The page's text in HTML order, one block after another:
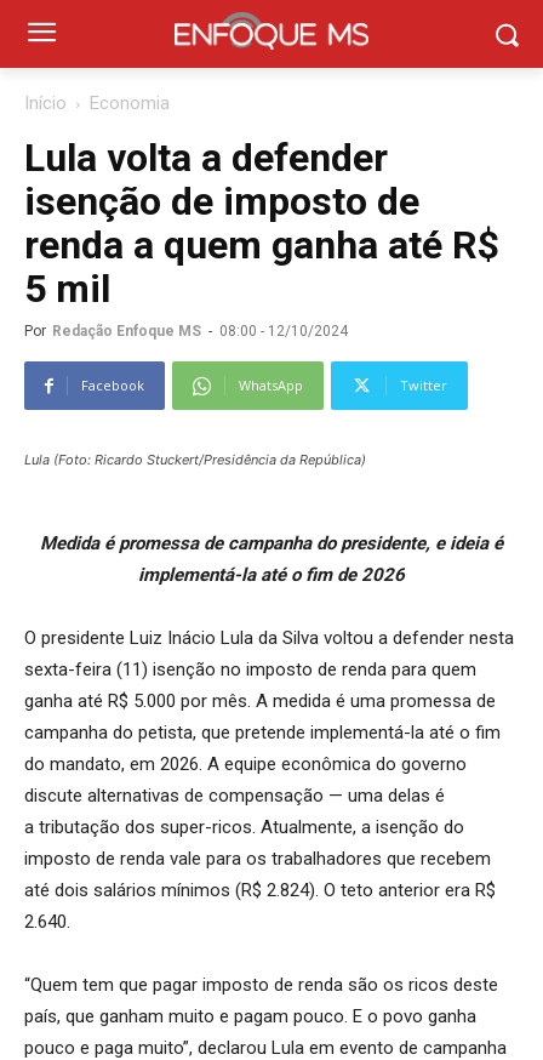
Início Economia
Lula volta a defender
isenção de imposto de
renda a quem ganha até R$
5 mil
Por Redação Enfoque MS - 08:00 - 12/10/2024
Facebook WhatsApp Twitter
Lula (Foto: Ricardo Stuckert/Presidência da República)
Medida é promessa de campanha do presidente, e ideia é
implementá-la até o fim de 2026
O presidente Luiz Inácio Lula da Silva voltou a defender nesta
sexta-feira (11) isenção no imposto de renda para quem
ganha até R$ 5.000 por mês. A medida é uma promessa de
campanha do petista, que pretende implementá-la até o fim
do mandato, em 2026. A equipe econômica do governo
discute alternativas de compensação — uma delas é
a tributação dos super-ricos. Atualmente, a isenção do
imposto de renda vale para os trabalhadores que recebem
até dois salários mínimos (R$ 2.824). O teto anterior era R$
2.640.
“Quem tem que pagar imposto de renda são os ricos deste
país, que ganham muito e pagam pouco. E o povo ganha
pouco e paga muito”, declarou Lula em evento de campanha